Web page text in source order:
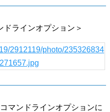
ドラインオプション＞
マンドラインオプションに